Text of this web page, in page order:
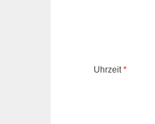
Uhrzeit*